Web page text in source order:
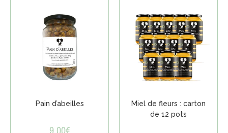
Pain d’abeilles
9,00€
Miel de fleurs : carton
de 12 pots